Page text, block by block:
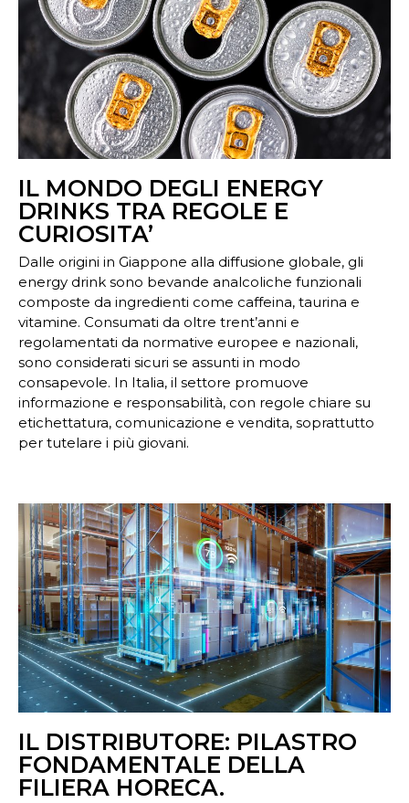
IL MONDO DEGLI ENERGY
DRINKS TRA REGOLE E
CURIOSITA’
Dalle origini in Giappone alla diffusione globale, gli
energy drink sono bevande analcoliche funzionali
composte da ingredienti come caffeina, taurina e
vitamine. Consumati da oltre trent’anni e
regolamentati da normative europee e nazionali,
sono considerati sicuri se assunti in modo
consapevole. In Italia, il settore promuove
informazione e responsabilità, con regole chiare su
etichettatura, comunicazione e vendita, soprattutto
per tutelare i più giovani.
IL DISTRIBUTORE: PILASTRO
FONDAMENTALE DELLA
FILIERA HORECA.